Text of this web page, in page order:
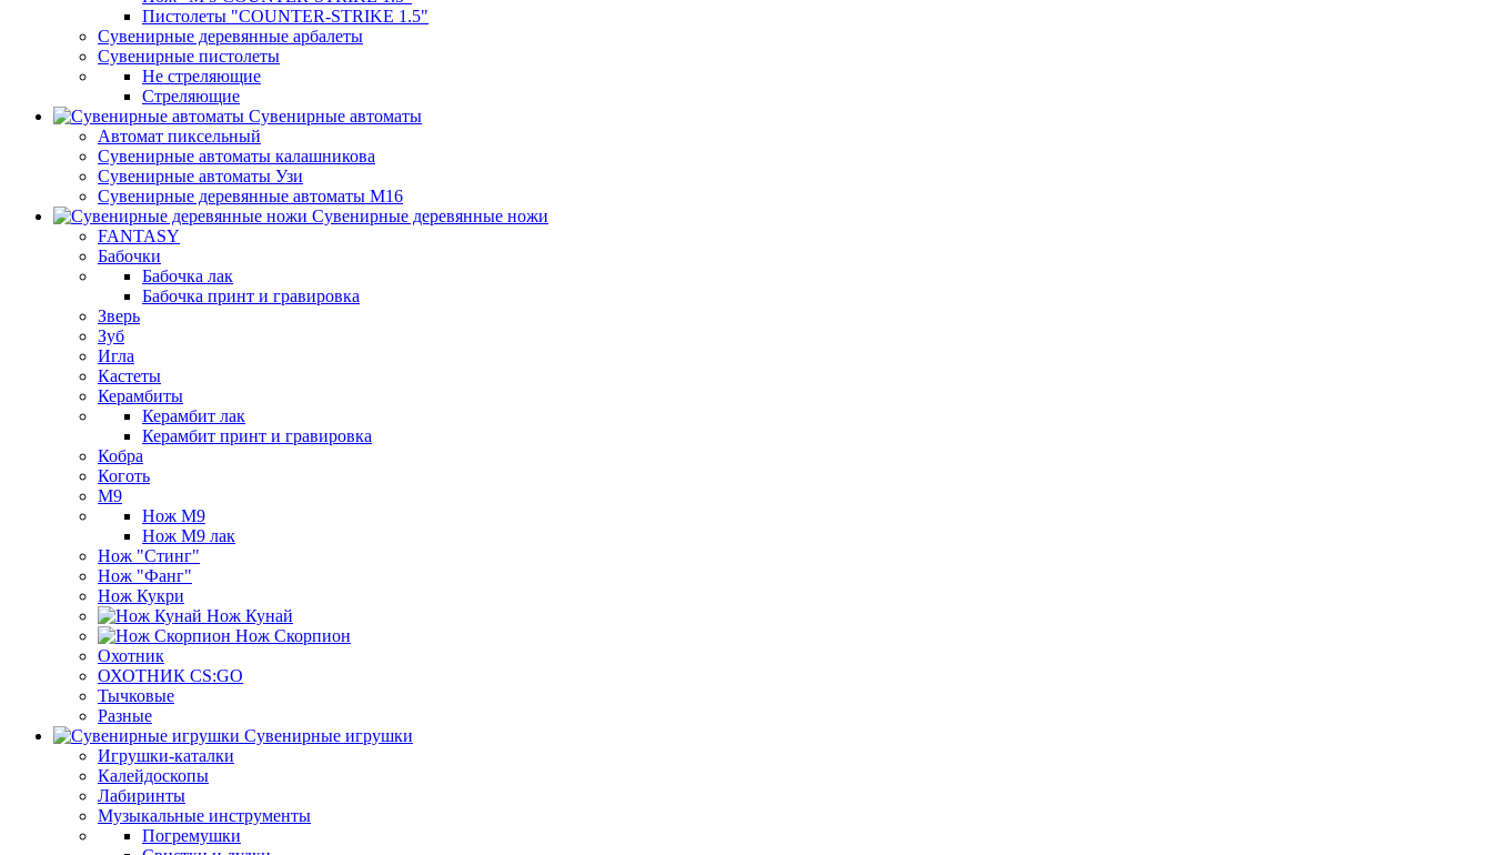
Пистолеты "COUNTER-STRIKE 1.5"
Сувенирные деревянные арбалеты
Сувенирные пистолеты
Не стреляющие
Стреляющие
Сувенирные автоматы
Автомат пиксельный
Сувенирные автоматы калашникова
Сувенирные автоматы Узи
Сувенирные деревянные автоматы М16
Сувенирные деревянные ножи
FANTASY
Бабочки
Бабочка лак
Бабочка принт и гравировка
Зверь
Зуб
Игла
Кастеты
Керамбиты
Керамбит лак
Керамбит принт и гравировка
Кобра
Коготь
М9
Нож М9
Нож М9 лак
Нож "Стинг"
Нож "Фанг"
Нож Кукри
Нож Кунай
Нож Скорпион
Охотник
ОХОТНИК CS:GO
Тычковые
Разные
Сувенирные игрушки
Игрушки-каталки
Калейдоскопы
Лабиринты
Музыкальные инструменты
Погремушки